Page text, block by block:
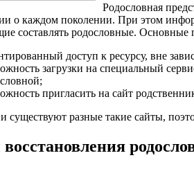
Родословная
о каждом поколении. При этом
составлять родословные. Основные
доступ к ресурсу, вне
загрузки на специальный
пригласить на сайт
существуют разные такие сайты,